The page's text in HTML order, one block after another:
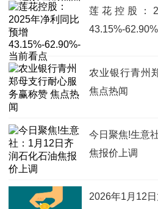
莲花控股：
43.15%-
农业银行青州
焦点热闻
今日聚焦!生意
焦报价上调
2026年1月12